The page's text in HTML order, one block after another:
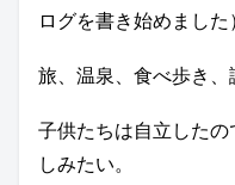
ログを書き始めました
旅、温泉、食べ歩き、
子供たちは自立した
しみたい。